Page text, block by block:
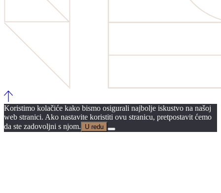
Koristimo kolačiće kako bismo osigurali najbolje iskustvo na našoj
web stranici. Ako nastavite koristiti ovu stranicu, pretpostavit ćemo
da ste zadovoljni s njom.
U redu